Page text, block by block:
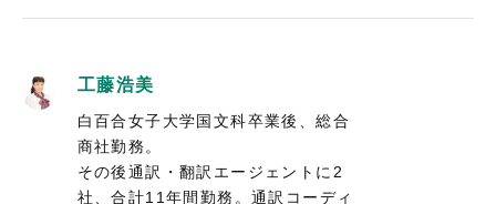
工藤浩美
白百合女子大学国文科卒業後、総合
商社勤務。
その後通訳・翻訳エージェントに2
社、合計11年間勤務。通訳コーディ